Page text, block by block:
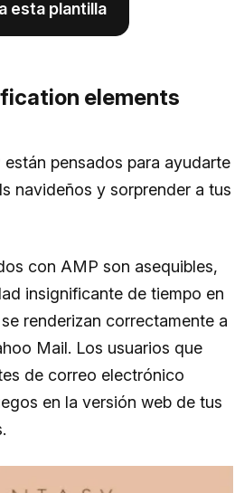
esta plantilla
elements
pensados para ayudarte
navideños y sorprender a tus
con AMP son asequibles,
insignificante de tiempo en
renderizan correctamente a
Mail. Los usuarios que
de correo electrónico
en la versión web de tus